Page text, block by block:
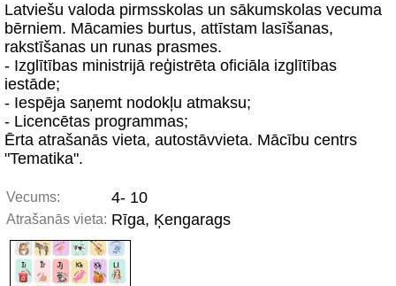
Latviešu valoda pirmsskolas un sākumskolas vecuma
bērniem. Mācamies burtus, attīstam lasīšanas,
rakstīšanas un runas prasmes.
- Izglītības ministrijā reģistrēta oficiāla izglītības
iestāde;
- Iespēja saņemt nodokļu atmaksu;
- Licencētas programmas;
Ērta atrašanās vieta, autostāvvieta. Mācību centrs
"Tematika".
Vecums: 4- 10
Atrašanās vieta: Rīga, Ķengarags